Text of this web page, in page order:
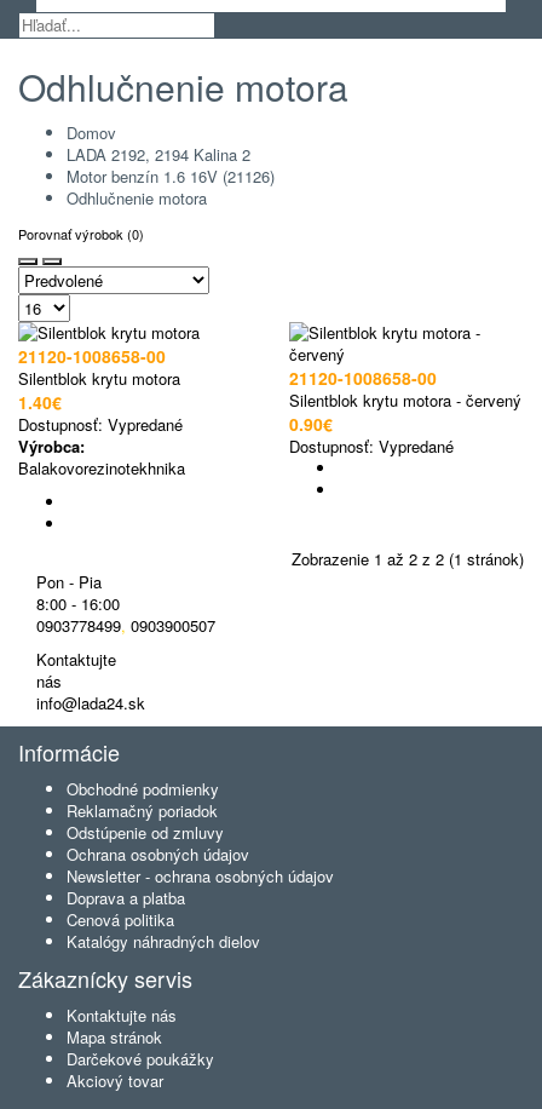
Odhlučnenie motora
Domov
LADA 2192, 2194 Kalina 2
Motor benzín 1.6 16V (21126)
Odhlučnenie motora
Porovnať výrobok (0)
21120-1008658-00
Silentblok krytu motora
1.40€
Dostupnosť: Vypredané
Výrobca:
Balakovorezinotekhnika
21120-1008658-00
Silentblok krytu motora - červený
0.90€
Dostupnosť: Vypredané
Zobrazenie 1 až 2 z 2 (1 stránok)
Pon - Pia
8:00 - 16:00
0903778499, 0903900507
Kontaktujte
nás
info@lada24.sk
Informácie
Obchodné podmienky
Reklamačný poriadok
Odstúpenie od zmluvy
Ochrana osobných údajov
Newsletter - ochrana osobných údajov
Doprava a platba
Cenová politika
Katalógy náhradných dielov
Zákaznícky servis
Kontaktujte nás
Mapa stránok
Darčekové poukážky
Akciový tovar